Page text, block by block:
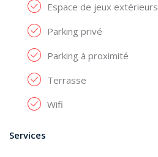
Espace de jeux extérieurs
Parking privé
Parking à proximité
Terrasse
Wifi
Services